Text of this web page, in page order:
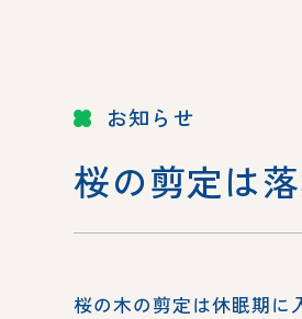
お知らせ
桜の剪定は落
桜の木の剪定は休眠期に